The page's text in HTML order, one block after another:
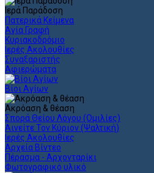
Ιερά Παράδοση
Πατερικά Κείμενα
Αγία Γραφή
Κυριακοδρόμιο
Ιερές Ακολουθίες
Συναξαριστής
Αφιερώματα
Βίοι Αγίων
Ακρόαση & θέαση
Σπορά Θείου Λόγου (Ομιλίες)
Αινείτε Τον Κύριον (Ψαλτική)
Ιερές Ακολουθίες
Αρχεία Βίντεο
Πέρασμα - Αρχονταρίκι
Φωτογραφικό υλικό